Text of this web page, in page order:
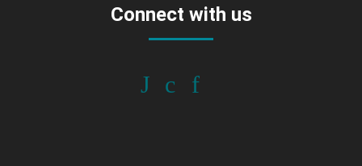
Connect with us